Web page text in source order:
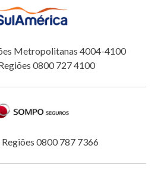
Metropolitanas 4004-4100
0800 727 4100
Regiões 0800 787 7366